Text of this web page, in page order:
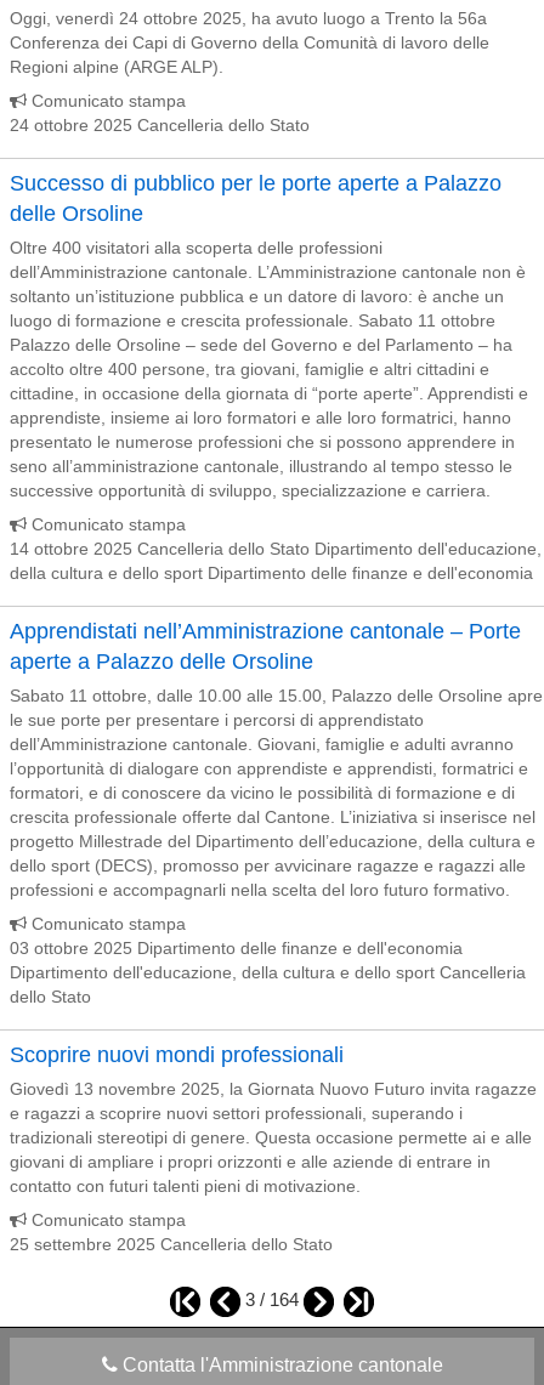
Oggi, venerdì 24 ottobre 2025, ha avuto luogo a Trento la 56a
Conferenza dei Capi di Governo della Comunità di lavoro delle
Regioni alpine (ARGE ALP).
Comunicato stampa
24 ottobre 2025 Cancelleria dello Stato
Successo di pubblico per le porte aperte a Palazzo
delle Orsoline
Oltre 400 visitatori alla scoperta delle professioni
dell’Amministrazione cantonale. L’Amministrazione cantonale non è
soltanto un’istituzione pubblica e un datore di lavoro: è anche un
luogo di formazione e crescita professionale. Sabato 11 ottobre
Palazzo delle Orsoline – sede del Governo e del Parlamento – ha
accolto oltre 400 persone, tra giovani, famiglie e altri cittadini e
cittadine, in occasione della giornata di “porte aperte”. Apprendisti e
apprendiste, insieme ai loro formatori e alle loro formatrici, hanno
presentato le numerose professioni che si possono apprendere in
seno all’amministrazione cantonale, illustrando al tempo stesso le
successive opportunità di sviluppo, specializzazione e carriera.
Comunicato stampa
14 ottobre 2025 Cancelleria dello Stato Dipartimento dell'educazione,
della cultura e dello sport Dipartimento delle finanze e dell'economia
Apprendistati nell’Amministrazione cantonale – Porte
aperte a Palazzo delle Orsoline
Sabato 11 ottobre, dalle 10.00 alle 15.00, Palazzo delle Orsoline apre
le sue porte per presentare i percorsi di apprendistato
dell’Amministrazione cantonale. Giovani, famiglie e adulti avranno
l’opportunità di dialogare con apprendiste e apprendisti, formatrici e
formatori, e di conoscere da vicino le possibilità di formazione e di
crescita professionale offerte dal Cantone. L’iniziativa si inserisce nel
progetto Millestrade del Dipartimento dell’educazione, della cultura e
dello sport (DECS), promosso per avvicinare ragazze e ragazzi alle
professioni e accompagnarli nella scelta del loro futuro formativo.
Comunicato stampa
03 ottobre 2025 Dipartimento delle finanze e dell'economia
Dipartimento dell'educazione, della cultura e dello sport Cancelleria
dello Stato
Scoprire nuovi mondi professionali
Giovedì 13 novembre 2025, la Giornata Nuovo Futuro invita ragazze
e ragazzi a scoprire nuovi settori professionali, superando i
tradizionali stereotipi di genere. Questa occasione permette ai e alle
giovani di ampliare i propri orizzonti e alle aziende di entrare in
contatto con futuri talenti pieni di motivazione.
Comunicato stampa
25 settembre 2025 Cancelleria dello Stato
3 / 164
Contatta l'Amministrazione cantonale